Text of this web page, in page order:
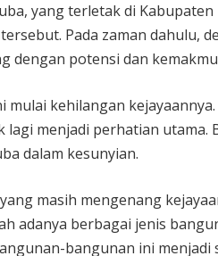
yang terletak di
Pada zaman dahulu,
dengan potensi dan
kehilangan
menjadi perhatian utama.
dalam kesunyian.
masih mengenang
adanya berbagai jenis
bangunan ini menjadi